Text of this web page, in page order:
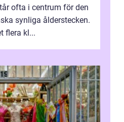
ofta i centrum för den
synliga ålderstecken.
flera kl...